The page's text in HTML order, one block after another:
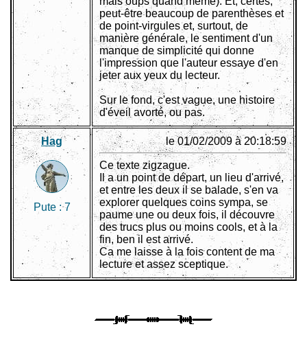
peut-être beaucoup de parenthèses et
de point-virgules et, surtout, de
manière générale, le sentiment d'un
manque de simplicité qui donne
l'impression que l'auteur essaye d'en
jeter aux yeux du lecteur.
Sur le fond, c'est vague, une histoire
d'éveil avorté, ou pas.
Hag
Pute :7
le 01/02/2009 à 20:18:59
Ce texte zigzague.
Il a un point de départ, un lieu d'arrivé,
et entre les deux il se balade, s'en va
explorer quelques coins sympa, se
paume une ou deux fois, il découvre
des trucs plus ou moins cools, et à la
fin, ben il est arrivé.
Ca me laisse à la fois content de ma
lecture et assez sceptique.